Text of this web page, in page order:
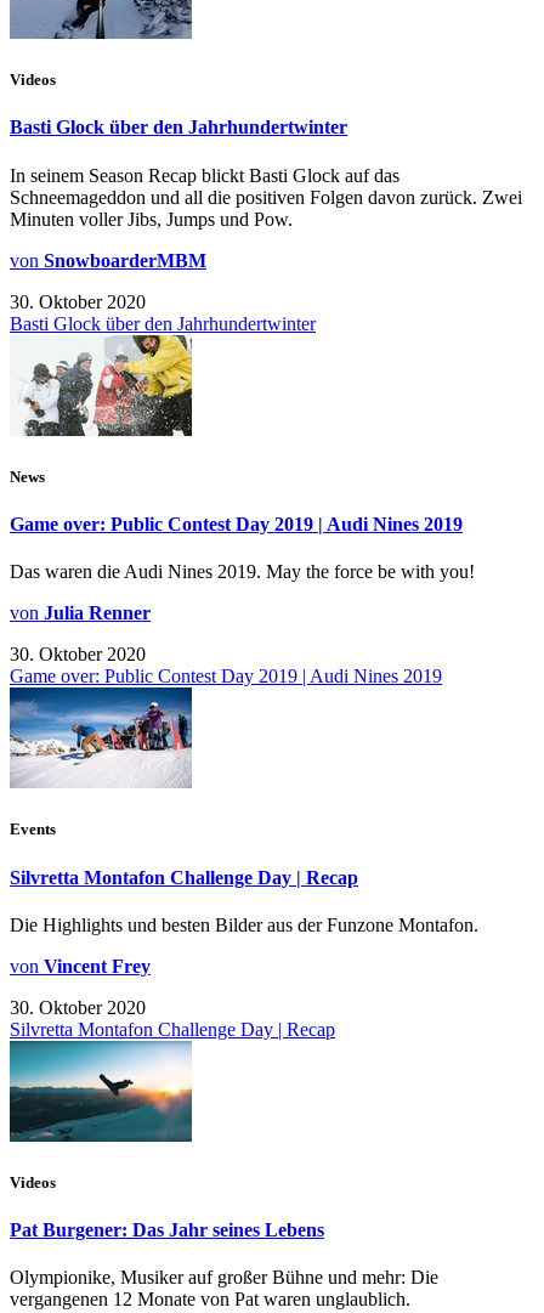
Videos
Basti Glock über den Jahrhundertwinter
In seinem Season Recap blickt Basti Glock auf das
Schneemageddon und all die positiven Folgen davon zurück. Zwei
Minuten voller Jibs, Jumps und Pow.
von SnowboarderMBM
30. Oktober 2020
Basti Glock über den Jahrhundertwinter
News
Game over: Public Contest Day 2019 | Audi Nines 2019
Das waren die Audi Nines 2019. May the force be with you!
von Julia Renner
30. Oktober 2020
Game over: Public Contest Day 2019 | Audi Nines 2019
Events
Silvretta Montafon Challenge Day | Recap
Die Highlights und besten Bilder aus der Funzone Montafon.
von Vincent Frey
30. Oktober 2020
Silvretta Montafon Challenge Day | Recap
Videos
Pat Burgener: Das Jahr seines Lebens
Olympionike, Musiker auf großer Bühne und mehr: Die
vergangenen 12 Monate von Pat waren unglaublich.